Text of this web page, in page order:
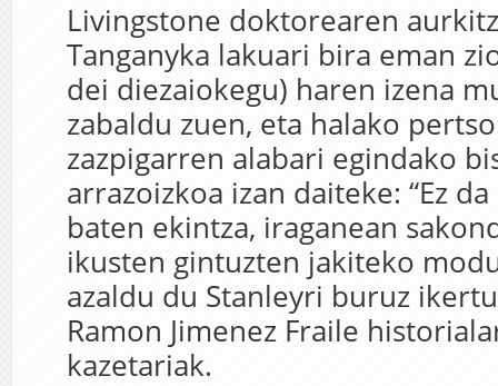
Livingstone doktorearen
Tanganyka lakuari bira eman
dei diezaiokegu) haren izena
zabaldu zuen, eta halako
zazpigarren alabari egindako
arrazoizkoa izan daiteke: “Ez
baten ekintza, iraganean
ikusten gintuzten jakiteko
azaldu du Stanleyri buruz
Ramon Jimenez Fraile
kazetariak.